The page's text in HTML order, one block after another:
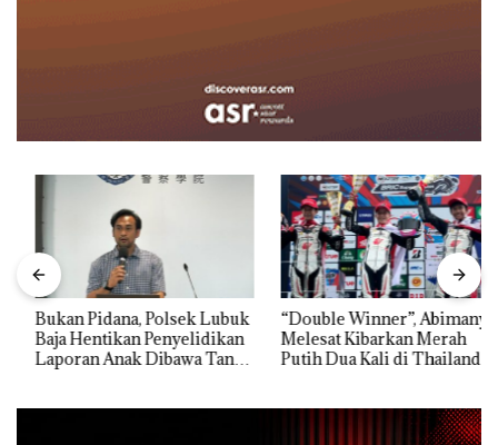
Bukan Pidana, Polsek Lubuk
Baja Hentikan Penyelidikan
Laporan Anak Dibawa Tanpa
“Double Winner”, Abimanyu
Melesat Kibarkan Merah
Putih Dua Kali di Thailand